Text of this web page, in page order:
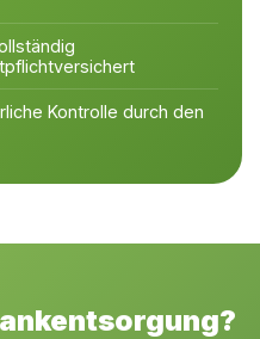
Kontrolle durch den